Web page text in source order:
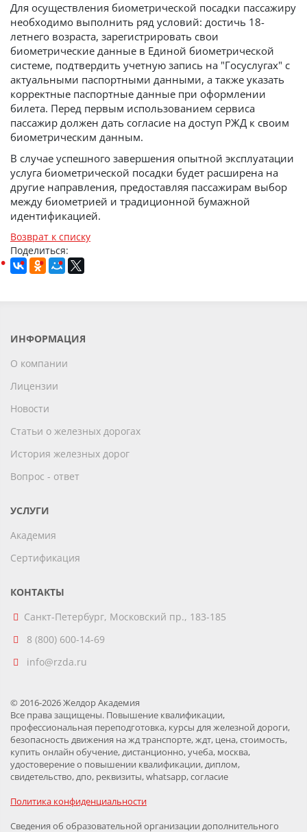
Для осуществления биометрической посадки пассажиру
необходимо выполнить ряд условий: достичь 18-
летнего возраста, зарегистрировать свои
биометрические данные в Единой биометрической
системе, подтвердить учетную запись на "Госуслугах" с
актуальными паспортными данными, а также указать
корректные паспортные данные при оформлении
билета. Перед первым использованием сервиса
пассажир должен дать согласие на доступ РЖД к своим
биометрическим данным.
В случае успешного завершения опытной эксплуатации
услуга биометрической посадки будет расширена на
другие направления, предоставляя пассажирам выбор
между биометрией и традиционной бумажной
идентификацией.
Возврат к списку
Поделиться:
ИНФОРМАЦИЯ
О компании
Лицензии
Новости
Статьи о железных дорогах
История железных дорог
Вопрос - ответ
УСЛУГИ
Академия
Сертификация
КОНТАКТЫ
Санкт-Петербург, Московский пр., 183-185
8 (800) 600-14-69
info@rzda.ru
© 2016-2026 Желдор Академия
Все права защищены. Повышение квалификации,
профессиональная переподготовка, курсы для железной дороги,
безопасность движения на жд транспорте, ждт, цена, стоимость,
купить онлайн обучение, дистанционно, учеба, москва,
удостоверение о повышении квалификации, диплом,
свидетельство, дпо, реквизиты, whatsapp, согласие
Политика конфиденциальности
Сведения об образовательной организации дополнительного